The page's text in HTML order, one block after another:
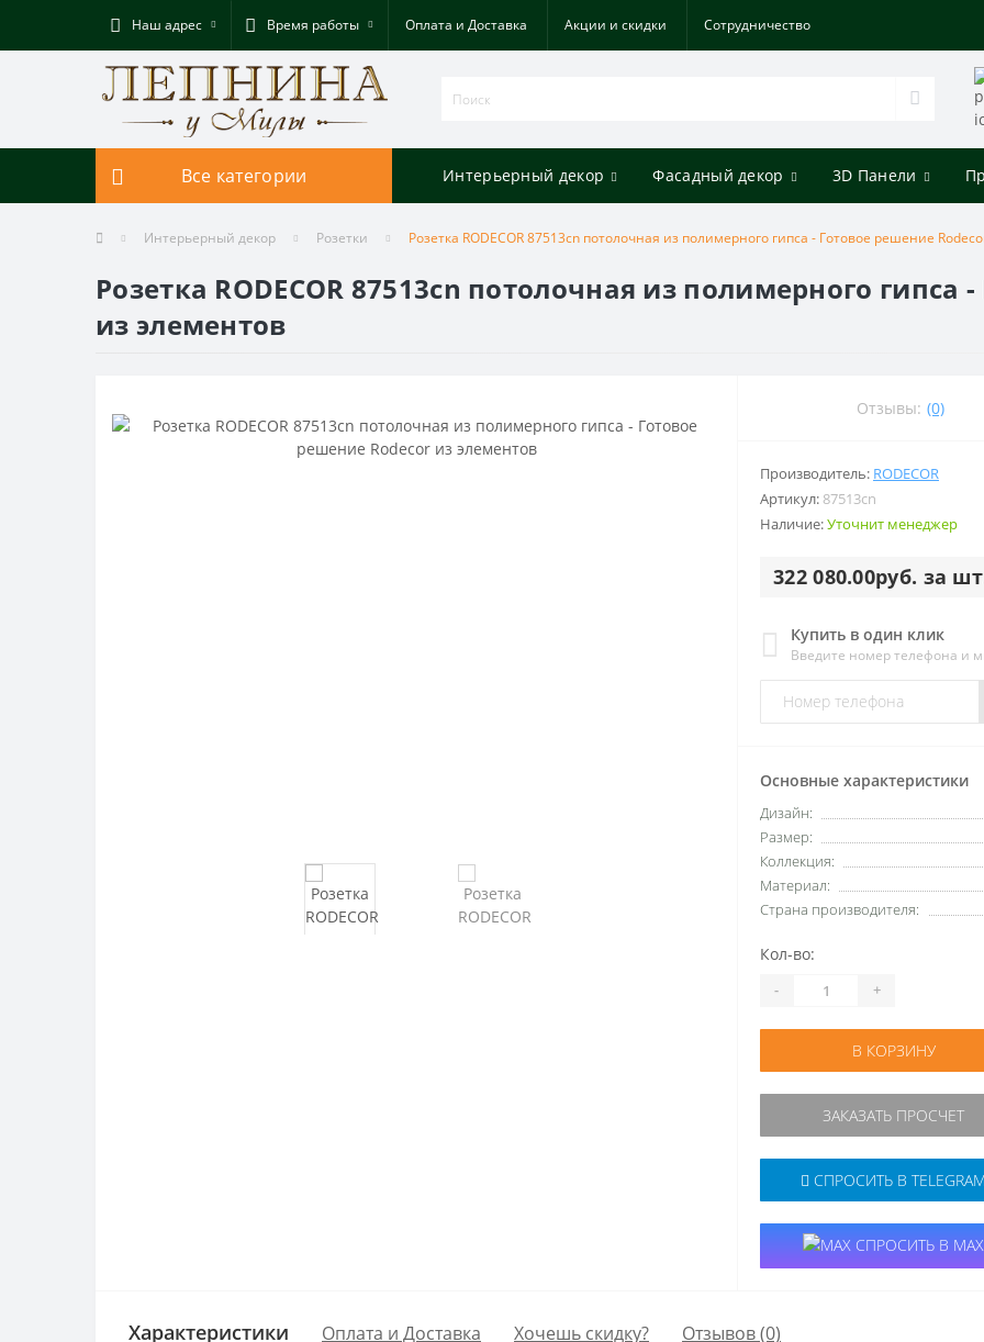
Наш адрес Время работы Оплата и Доставка Акции и скидки Cотрудничество
Все категории Интерьерный декор Фасадный декор 3D Панели
Интерьерный декор Розетки Розетка RODECOR 87513cn потолочная из полимерного гипса - Готовое решение
Розетка RODECOR 87513cn потолочная из полимерного гипса
из элементов
Отзывы: (0)
Производитель: RODECOR
Артикул: 87513cn
Наличие:Уточнит менеджер
322 080.00руб. за
Купить в один клик
Введите номер телефона и
Основные характеристики
Дизайн:
Размер:
Коллекция:
Материал:
Страна производителя:
Кол-во:
- +
В КОРЗИНУ
ЗАКАЗАТЬ ПРОСЧЕТ
СПРОСИТЬ В TELEGRAM
СПРОСИТЬ В MAX
Характеристики Оплата и Доставка Хочешь скидку? Отзывов (0)